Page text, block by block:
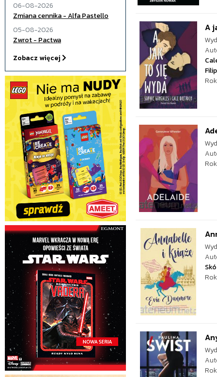
06-08-2026
Zmiana cennika - Alfa Pastello
05-08-2026
Zwrot - Pactwa
Zobacz więcej
A